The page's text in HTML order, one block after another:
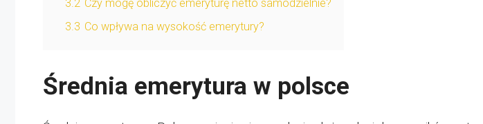
3.2 Czy mogę obliczyć emeryturę netto samodzielnie?
3.3 Co wpływa na wysokość emerytury?
Średnia emerytura w polsce